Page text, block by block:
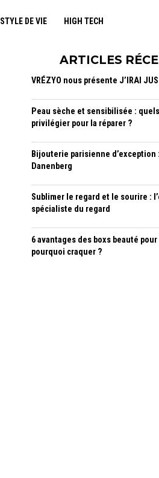
STYLE DE VIE HIGH TECH
ARTICLES
VRÉZYO nous présente J’IRAI
Peau sèche et sensibilisée :
privilégier pour la réparer ?
Bijouterie parisienne d’exception
Danenberg
Sublimer le regard et le sourire :
spécialiste du regard
6 avantages des boxs beauté
pourquoi craquer ?